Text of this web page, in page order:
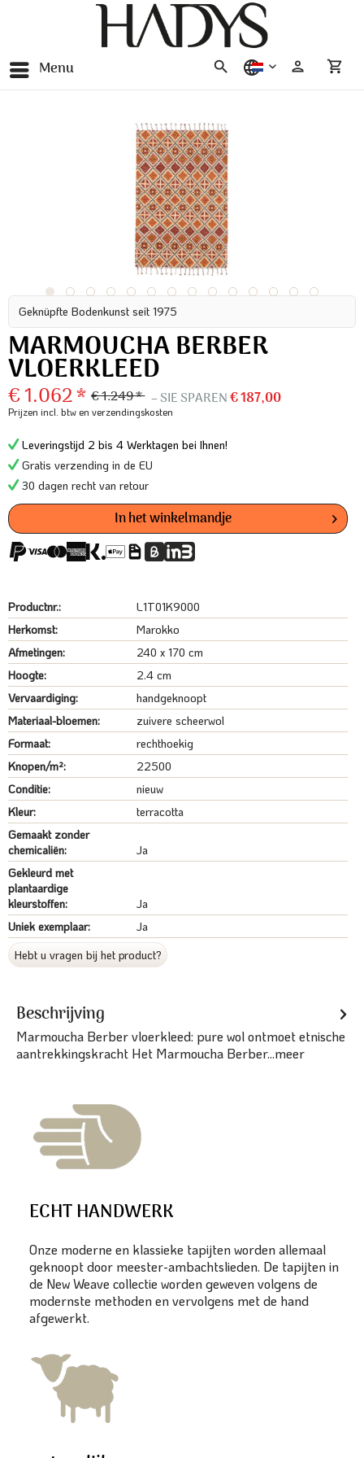
Menu nederlands
Geknüpfte Bodenkunst seit 1975
MARMOUCHA BERBER
VLOERKLEED
€ 1.062 * € 1.249 * – SIE SPAREN€ 187,00
Prijzen incl. btwen verzendingskosten
Leveringstijd 2 bis 4 Werktagen bei Ihnen!
Gratis verzending in de EU
30 dagen recht van retour
In het winkelmandje
Productnr.:
L1T01K9000
Herkomst:
Marokko
Afmetingen:
240 x 170 cm
Hoogte:
2.4 cm
Vervaardiging:
handgeknoopt
Materiaal-bloemen:
zuivere scheerwol
Formaat:
rechthoekig
Knopen/m²:
22500
Conditie:
nieuw
Kleur:
terracotta
Gemaakt zonder
chemicaliën:
Ja
Gekleurd met
plantaardige
kleurstoffen:
Ja
Uniek exemplaar:
Ja
Hebt u vragen bij het product?
Beschrijving
Marmoucha Berber vloerkleed: pure wol ontmoet etnische
aantrekkingskracht Het Marmoucha Berber...meer
ECHT HANDWERK
Onze moderne en klassieke tapijten worden allemaal
geknoopt door meester-ambachtslieden. De tapijten in
de New Weave collectie worden geweven volgens de
modernste methoden en vervolgens met de hand
afgewerkt.